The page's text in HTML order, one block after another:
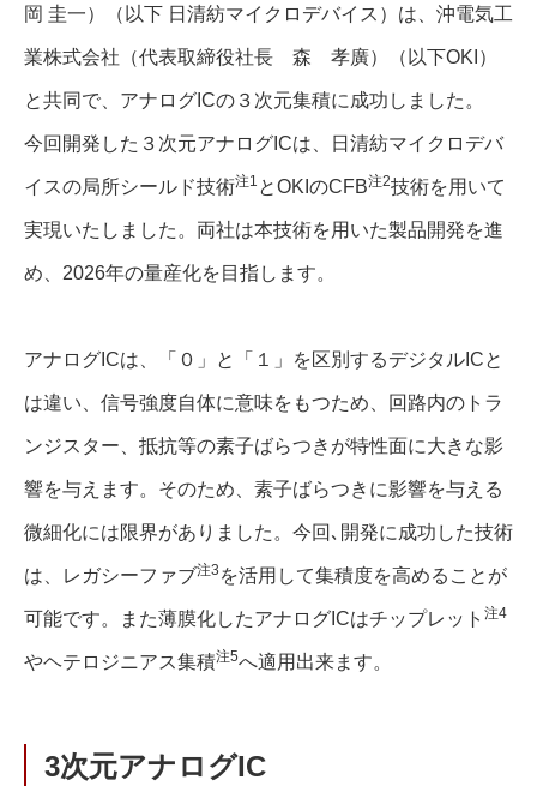
岡 圭一）（以下 日清紡マイクロデバイス）は、沖電気工
業株式会社（代表取締役社長 森 孝廣）（以下OKI）
と共同で、アナログICの３次元集積に成功しました。
今回開発した３次元アナログICは、日清紡マイクロデバ
イスの局所シールド技術注1 とOKIのCFB注2技術を用いて
実現いたしました。両社は本技術を用いた製品開発を進
め、2026年の量産化を目指します。
アナログICは、「０」と「１」を区別するデジタルICと
は違い、信号強度自体に意味をもつため、回路内のトラ
ンジスター、抵抗等の素子ばらつきが特性面に大きな影
響を与えます。そのため、素子ばらつきに影響を与える
微細化には限界がありました。今回､開発に成功した技術
は、レガシーファブ注3 を活用して集積度を高めることが
可能です。また薄膜化したアナログICはチップレット 注4
やヘテロジニアス集積注5へ適用出来ます。
3次元アナログIC